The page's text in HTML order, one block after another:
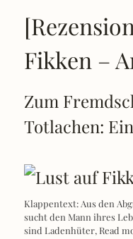
Fikken –
Zum
Totlachen:
Klappentext: Aus den
sucht den Mann ihres
sind Ladenhüter, Read